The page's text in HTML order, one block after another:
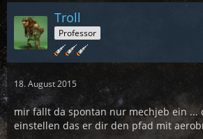
Troll
Professor
18. August 2015
mir fällt da spontan nur mechjeb ein ...
einstellen das er dir den pfad mit